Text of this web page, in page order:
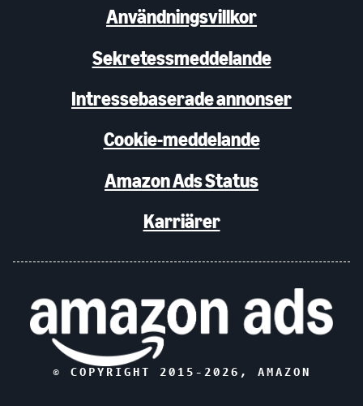
Användningsvillkor
Sekretessmeddelande
Intressebaserade annonser
Cookie-meddelande
Amazon Ads Status
Karriärer
© COPYRIGHT 2015- 2026 , AMAZON